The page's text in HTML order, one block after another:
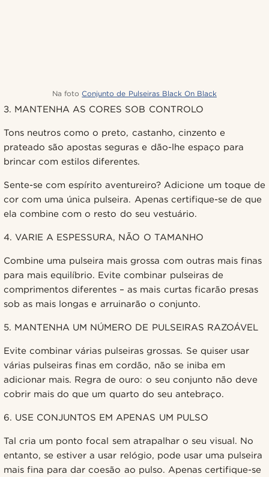
Na foto Conjunto de Pulseiras Black On Black
3. MANTENHA AS CORES SOB CONTROLO
Tons neutros como o preto, castanho, cinzento e
prateado são apostas seguras e dão-lhe espaço para
brincar com estilos diferentes.
Sente-se com espírito aventureiro? Adicione um toque de
cor com uma única pulseira. Apenas certifique-se de que
ela combine com o resto do seu vestuário.
4. VARIE A ESPESSURA, NÃO O TAMANHO
Combine uma pulseira mais grossa com outras mais finas
para mais equilíbrio. Evite combinar pulseiras de
comprimentos diferentes – as mais curtas ficarão presas
sob as mais longas e arruinarão o conjunto.
5. MANTENHA UM NÚMERO DE PULSEIRAS RAZOÁVEL
Evite combinar várias pulseiras grossas. Se quiser usar
várias pulseiras finas em cordão, não se iniba em
adicionar mais. Regra de ouro: o seu conjunto não deve
cobrir mais do que um quarto do seu antebraço.
6. USE CONJUNTOS EM APENAS UM PULSO
Tal cria um ponto focal sem atrapalhar o seu visual. No
entanto, se estiver a usar relógio, pode usar uma pulseira
mais fina para dar coesão ao pulso. Apenas certifique-se